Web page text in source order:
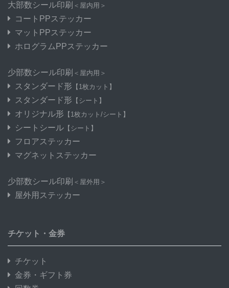
大部数シール印刷 ＜屋内用＞
コートPPステッカー
マットPPステッカー
ホログラムPPステッカー
少部数シール印刷 ＜屋内用＞
スタンダード形 【1枚カット】
スタンダード形 【シート】
オリジナル形 【1枚カット/シート】
シートシール 【シート】
フロアステッカー
マグネットステッカー
少部数シール印刷 ＜屋外用＞
屋外用ステッカー
チケット・金券
チケット
金券・ギフト券